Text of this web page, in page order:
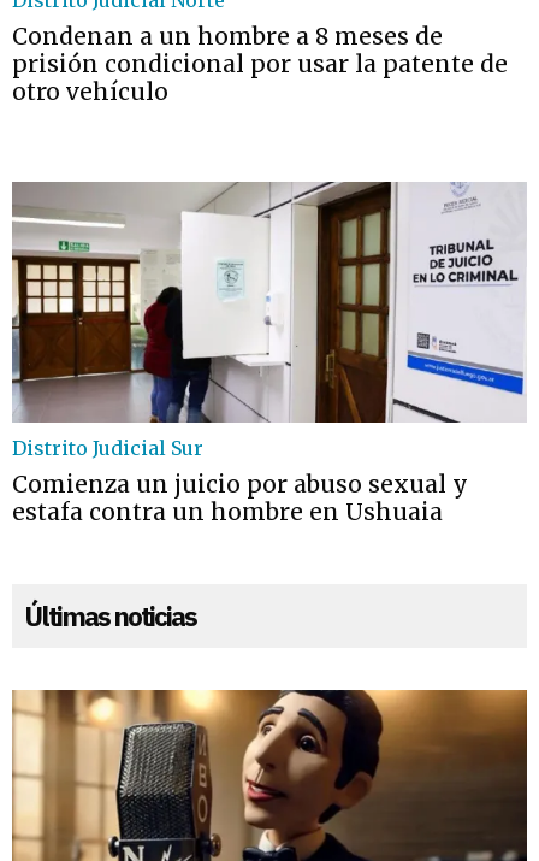
Condenan a un hombre a 8 meses de
prisión condicional por usar la patente de
otro vehículo
Distrito Judicial Sur
Comienza un juicio por abuso sexual y
estafa contra un hombre en Ushuaia
Últimas noticias